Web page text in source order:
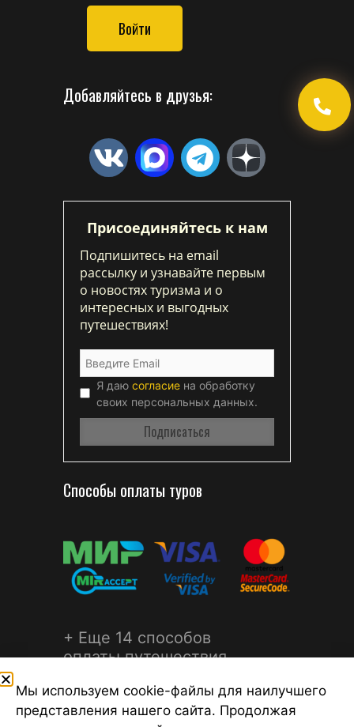
Войти
Добавляйтесь в друзья:
Присоединяйтесь к нам
Подпишитесь на email
рассылку и узнавайте первым
о новостях туризма и о
интересных и выгодных
путешествиях!
Я даю согласие на обработку
своих персональных данных.
Способы оплаты туров
+ Еще 14 способов
оплаты путешествия
Мы используем cookie-файлы для наилучшего
представления нашего сайта. Продолжая